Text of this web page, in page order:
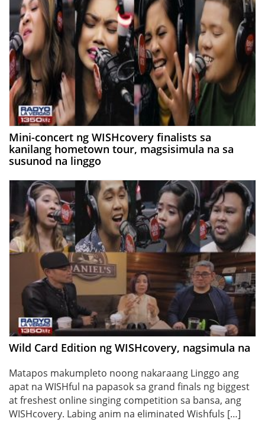
Mini-concert ng WISHcovery finalists sa
kanilang hometown tour, magsisimula na sa
susunod na linggo
Wild Card Edition ng WISHcovery, nagsimula na
Matapos makumpleto noong nakaraang Linggo ang
apat na WISHful na papasok sa grand finals ng biggest
at freshest online singing competition sa bansa, ang
WISHcovery. Labing anim na eliminated Wishfuls […]